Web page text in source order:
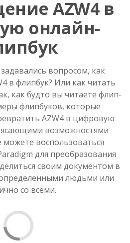
AZW4 в
онлайн-
вопросом, как
в флипбук? Или как читать
как будто вы читаете флип-
флипбуков, которые
AZW4 в цифровую
возможностями
воспользоваться
для преобразования
своим документом в
людьми или
со всеми.